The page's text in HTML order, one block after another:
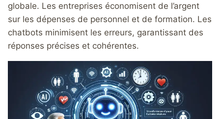
globale. Les entreprises économisent de l’argent
sur les dépenses de personnel et de formation. Les
chatbots minimisent les erreurs, garantissant des
réponses précises et cohérentes.